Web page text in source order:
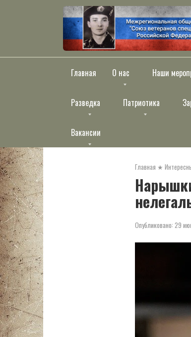
Главная О нас Наши
Разведка Патриотика
Вакансии
Главная ★
Опубликовано: 29